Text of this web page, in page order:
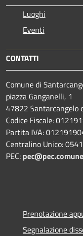
Luoghi
Eventi
CONTATTI
Comune di
piazza Ganganelli, 1
47822 Santarcangelo
Codice Fiscale:
Partita IVA:
Centralino Unico:
PEC:
Prenotazione
Segnalazione